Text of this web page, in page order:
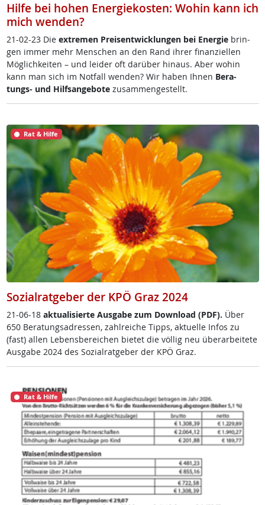
Hilfe bei hohen Energiekosten: Wohin kann ich
mich wenden?
21-02-23 Die ex­t­re­men Preis­ent­wick­lun­gen bei En­er­giebrin­
gen im­mer mehr Men­schen an den Rand ih­rer fi­nan­zi­el­len
Mög­lich­kei­ten – und lei­der oft dar­über hin­aus. Aber wo­hin
kann man sich im Not­fall wen­den? Wir ha­ben Ih­nen Be­ra­
tungs- und Hilf­s­an­ge­bo­te zu­sam­men­ge­s­tellt.
Rat & Hilfe
Sozialratgeber der KPÖ Graz 2024
21-06-18 ak­tua­li­sier­te Aus­ga­be zum Down­load (PDF). Über
650 Be­ra­tungsadres­sen, zahl­rei­che Tipps, ak­tu­el­le In­fos zu
(fast) al­len Le­bens­be­rei­chen bie­tet die völ­lig neu über­ar­bei­te­te
Aus­ga­be 2024 des So­zial­rat­ge­ber der KPÖ Graz.
Rat & Hilfe